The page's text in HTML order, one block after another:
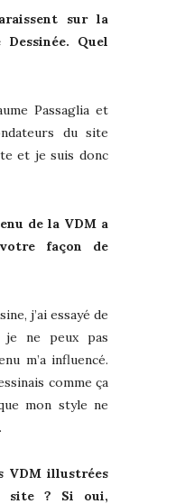
sur la
Quel
Passaglia et
du site
et je suis donc
de la VDM a
façon de
j’ai essayé de
je ne peux pas
m’a influencé.
comme ça
mon style ne
VDM illustrées
site ? Si oui,